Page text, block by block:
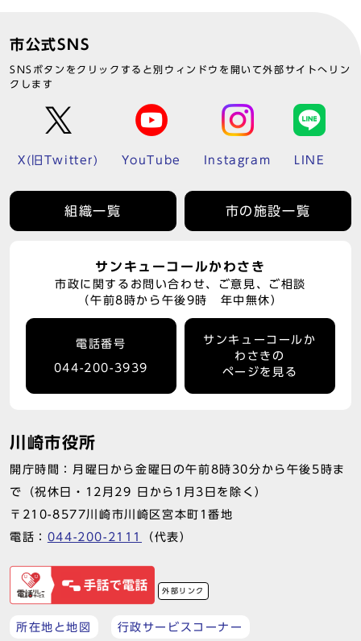
市公式SNS
SNSボタンをクリックすると別ウィンドウを開いて外部サイトへリン
クします
X(旧Twitter) YouTube Instagram LINE
組織一覧 市の施設一覧
サンキューコールかわさき
市政に関するお問い合わせ、ご意見、ご相談
（午前8時から午後9時 年中無休）
電話番号
044-200-3939
サンキューコールか
わさきの
ページを見る
川崎市役所
開庁時間：月曜日から金曜日の午前8時30分から午後5時ま
で（祝休日・12月29 日から1月3日を除く）
〒210-8577川崎市川崎区宮本町1番地
電話： 044-200-2111 （代表）
外部リンク
所在地と地図 行政サービスコーナー